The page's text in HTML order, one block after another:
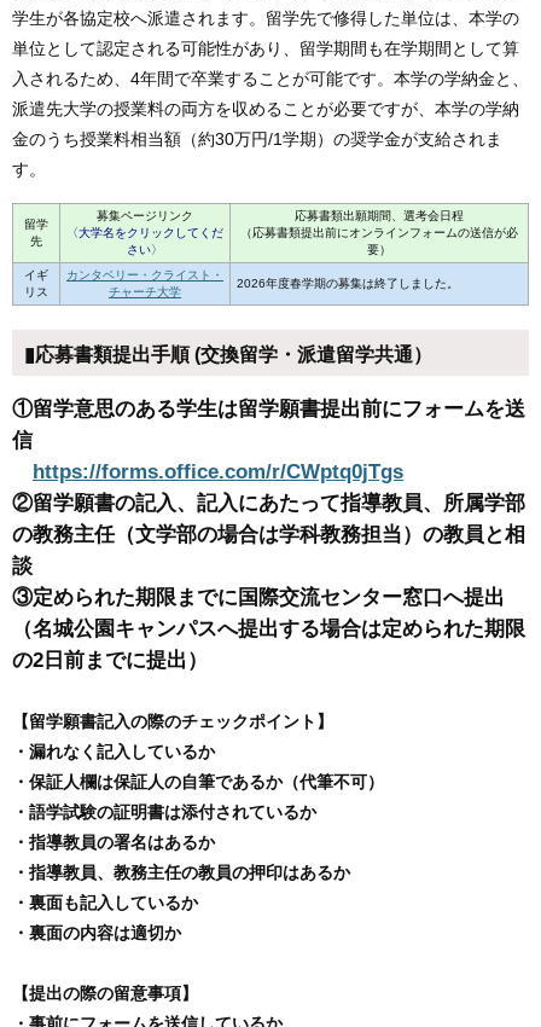
学生が各協定校へ派遣されます。留学先で修得した単位は、本学の
単位として認定される可能性があり、留学期間も在学期間として算
入されるため、4年間で卒業することが可能です。本学の学納金と、
派遣先大学の授業料の両方を収めることが必要ですが、本学の学納
金のうち授業料相当額（約30万円/1学期）の奨学金が支給されま
す。
留学
先
募集ページリンク
〈大学名をクリックしてくだ
さい〉
応募書類出願期間、選考会日程
（応募書類提出前にオンラインフォームの送信が必
要）
イギ
リス
カンタベリー・クライスト・
チャーチ大学
2026年度春学期の募集は終了しました。
▮応募書類提出手順 (交換留学・派遣留学共通）
①留学意思のある学生は留学願書提出前にフォームを送
信
https://forms.office.com/r/CWptq0jTgs
②留学願書の記入、記入にあたって指導教員、所属学部
の教務主任（文学部の場合は学科教務担当）の教員と相
談
③定められた期限までに国際交流センター窓口へ提出
（名城公園キャンパスへ提出する場合は定められた期限
の2日前までに提出）
【留学願書記入の際のチェックポイント】
・漏れなく記入しているか
・保証人欄は保証人の自筆であるか（代筆不可）
・語学試験の証明書は添付されているか
・指導教員の署名はあるか
・指導教員、教務主任の教員の押印はあるか
・裏面も記入しているか
・裏面の内容は適切か
【提出の際の留意事項】